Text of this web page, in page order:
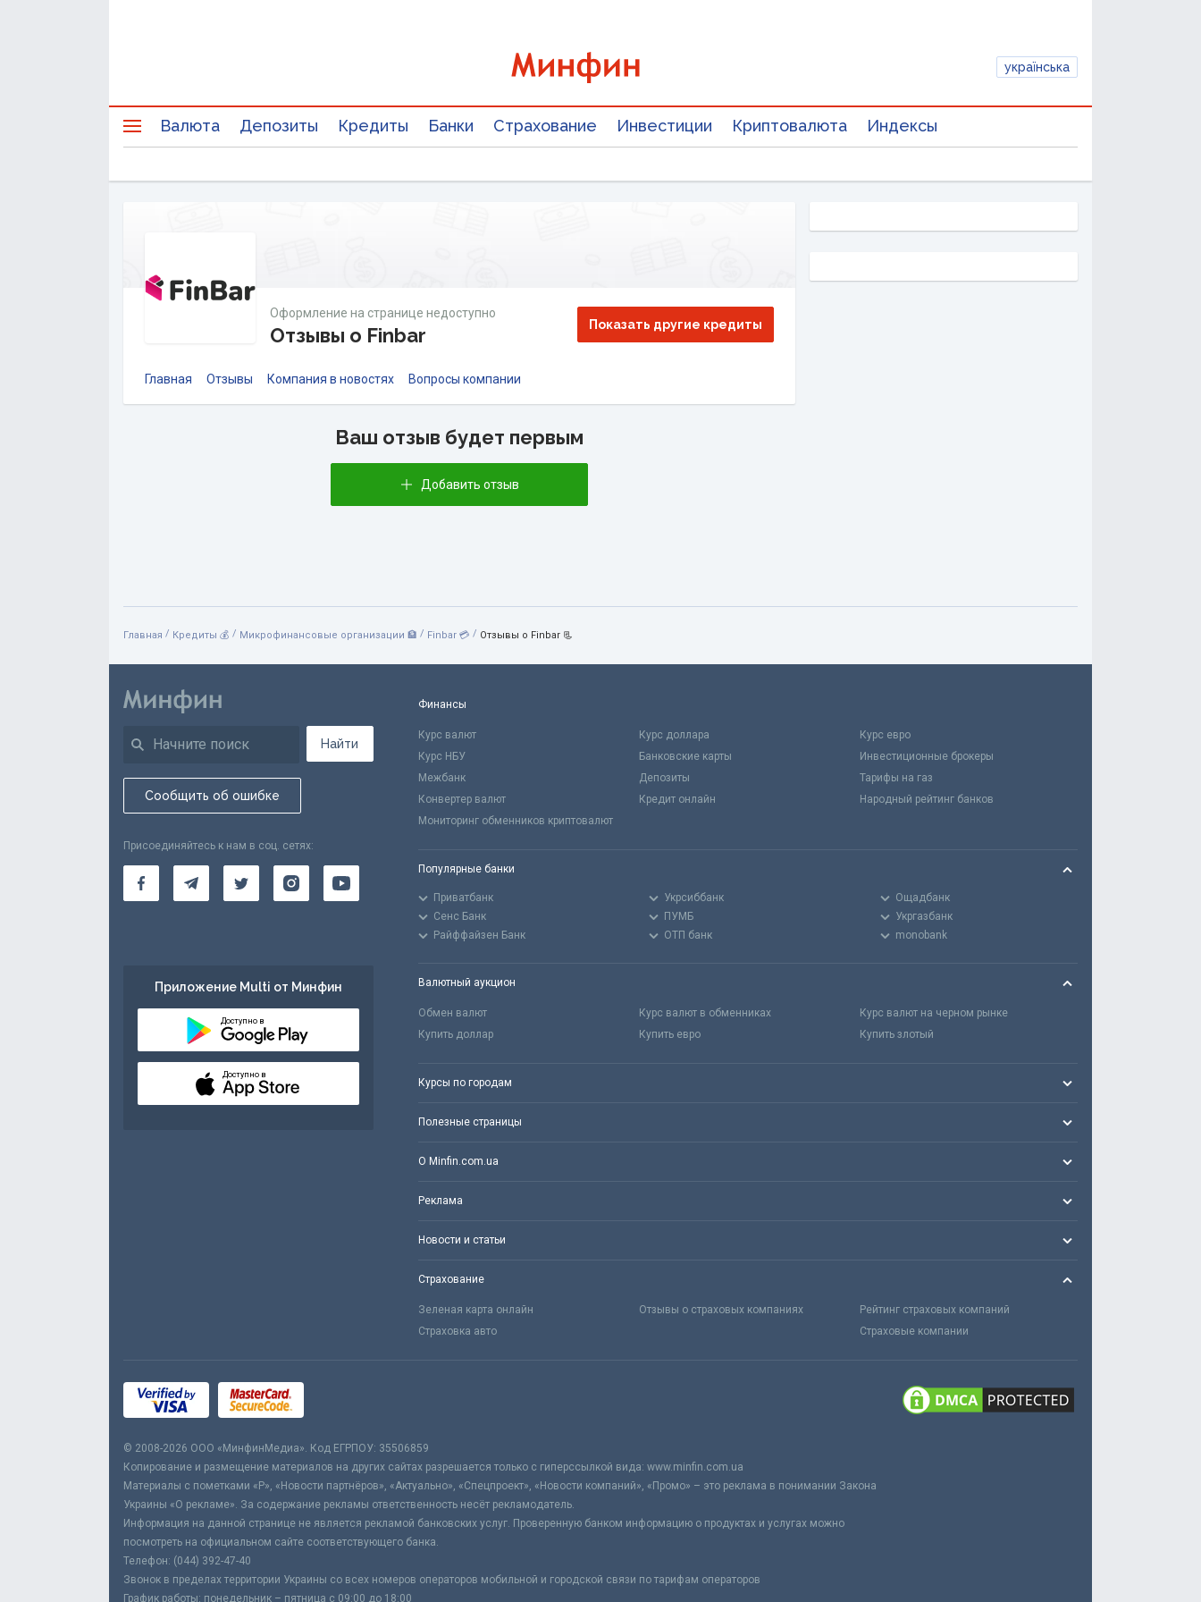
українська
Валюта Депозиты Кредиты Банки Страхование Инвестиции Криптовалюта Индексы
Оформление на странице недоступно
Отзывы о Finbar Показать другие кредиты
Главная Отзывы Компания в новостях Вопросы компании
Ваш отзыв будет первым
Добавить отзыв
Главная / Кредиты 💰 / Микрофинансовые организации 🏦 / Finbar 💳 / Отзывы о Finbar 📃
Найти
Сообщить об ошибке
Присоединяйтесь к нам в соц. сетях:
Приложение Multi от Минфин
Доступно в
Доступно в
Финансы
Курс валют Курс доллара
Курс евро
Курс НБУ
Банковские карты
Инвестиционные брокеры
Межбанк
Депозиты
Тарифы на газ
Конвертер валют
Кредит онлайн
Народный рейтинг банков
Мониторинг обменников криптовалют
Популярные банки
Приватбанк Укрсиббанк
Ощадбанк
Сенс Банк
ПУМБ
Укргазбанк
Райффайзен Банк
ОТП банк monobank
Валютный аукцион
Обмен валют Курс валют в обменниках
Курс валют на черном рынке
Купить доллар
Купить евро Купить злотый
Курсы по городам
Полезные страницы
О Minfin.com.ua
Реклама
Новости и статьи
Страхование
Зеленая карта онлайн Отзывы о страховых компаниях
Рейтинг страховых компаний
Страховка авто
Страховые компании
© 2008-2026 ООО «МинфинМедиа». Код ЕГРПОУ: 35506859
Копирование и размещение материалов на других сайтах разрешается только с гиперссылкой вида: www.minfin.com.ua
Материалы с пометками «Р», «Новости партнёров», «Актуально», «Спецпроект», «Новости компаний», «Промо» – это реклама в понимании Закона
Украины «О рекламе». За содержание рекламы ответственность несёт рекламодатель.
Информация на данной странице не является рекламой банковских услуг. Проверенную банком информацию о продуктах и услугах можно
посмотреть на официальном сайте соответствующего банка.
Телефон: (044) 392-47-40
Звонок в пределах территории Украины со всех номеров операторов мобильной и городской связи по тарифам операторов
График работы: понедельник – пятница с 09:00 до 18:00